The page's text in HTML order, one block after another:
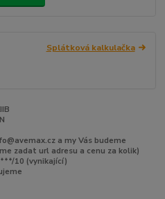
Splátková kalkulačka
a my Vás budeme
zadat url adresu a cenu za kolik)
10 (vynikající)